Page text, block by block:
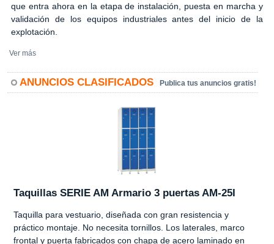
que entra ahora en la etapa de instalación, puesta en marcha y
validación de los equipos industriales antes del inicio de la
explotación.
Ver más
ANUNCIOS CLASIFICADOS Publica tus anuncios gratis!
Taquillas SERIE AM Armario 3 puertas AM-25I
Taquilla para vestuario, diseñada con gran resistencia y
práctico montaje. No necesita tornillos. Los laterales, marco
frontal y puerta fabricados con chapa de acero laminado en